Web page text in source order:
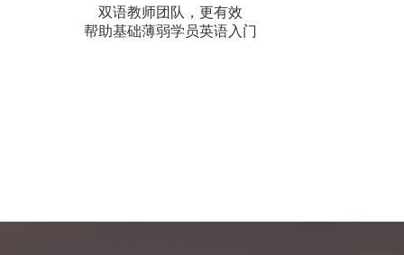
双语教师团队，更有效
帮助基础薄弱学员英语入门